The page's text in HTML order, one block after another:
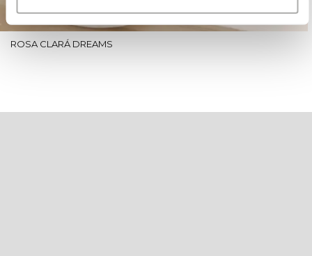
ROSA CLARÁ DREAMS